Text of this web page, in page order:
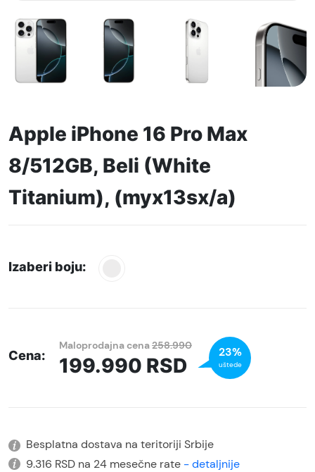
Apple iPhone 16 Pro Max
8/512GB, Beli (White
Titanium), (myx13sx/a)
Izaberi boju:
Cena:
Maloprodajna cena258.990
199.990 RSD
23%
uštede
Besplatna dostava na teritoriji Srbije
9.316 RSD na 24 mesečne rate - detaljnije